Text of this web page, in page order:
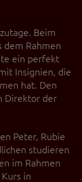
Beim
dem Rahmen
ein perfekt
Insignien, die
hat. Den
Direktor der
Peter, Rubie
studieren
im Rahmen
in